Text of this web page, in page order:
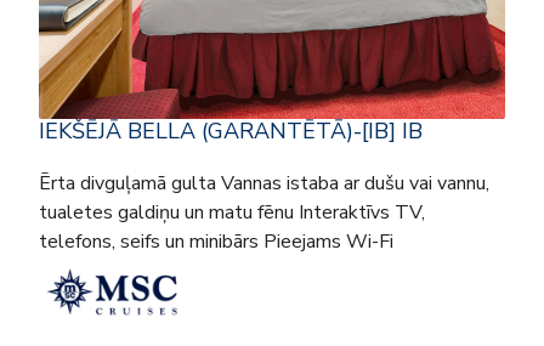
IEKŠĒJĀ BELLA (GARANTĒTĀ)-[IB] IB
Ērta divguļamā gulta Vannas istaba ar dušu vai vannu,
tualetes galdiņu un matu fēnu Interaktīvs TV,
telefons, seifs un minibārs Pieejams Wi-Fi